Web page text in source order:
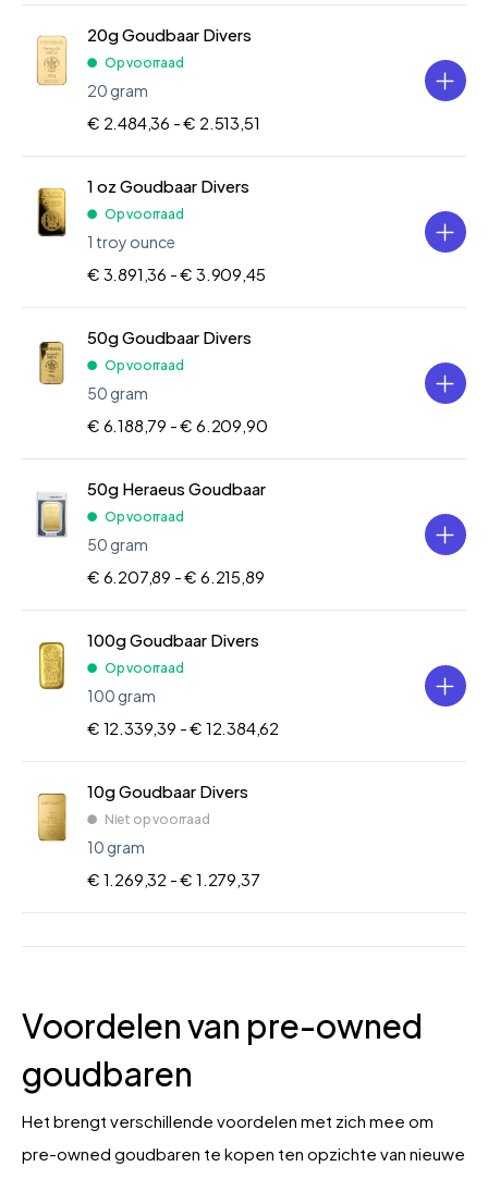
20g Goudbaar Divers
Op voorraad
20 gram
€ 2.484,36 -€ 2.513,51
1 oz Goudbaar Divers
Op voorraad
1 troy ounce
€ 3.891,36 -€ 3.909,45
50g Goudbaar Divers
Op voorraad
50 gram
€ 6.188,79 -€ 6.209,90
50g Heraeus Goudbaar
Op voorraad
50 gram
€ 6.207,89 -€ 6.215,89
100g Goudbaar Divers
Op voorraad
100 gram
€ 12.339,39 -€ 12.384,62
10g Goudbaar Divers
Niet op voorraad
10 gram
€ 1.269,32 -€ 1.279,37
Voordelen van pre-owned
goudbaren
Het brengt verschillende voordelen met zich mee om
pre-owned goudbaren te kopen ten opzichte van nieuwe